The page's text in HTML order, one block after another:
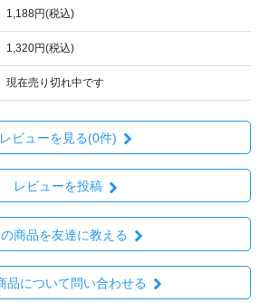
1,188円(税込)
1,320円(税込)
現在売り切れ中です
レビューを見る(0件)
レビューを投稿
の商品を友達に教える
品について問い合わせる